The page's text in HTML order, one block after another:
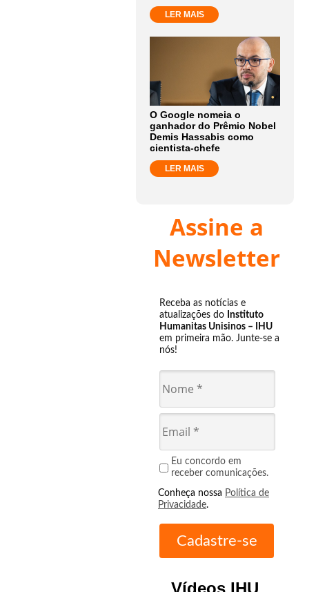
LER MAIS
O Google nomeia o
ganhador do Prêmio Nobel
Demis Hassabis como
cientista-chefe
LER MAIS
Assine a
Newsletter
Receba as notícias e
atualizações do Instituto
Humanitas Unisinos – IHU
em primeira mão. Junte-se a
nós!
Eu concordo em
receber comunicações.
Conheça nossa Política de
Privacidade.
Vídeos IHU